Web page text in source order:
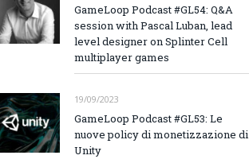
GameLoop Podcast #GL54: Q&A
session with Pascal Luban, lead
level designer on Splinter Cell
multiplayer games
19/09/2023
GameLoop Podcast #GL53: Le
nuove policy di monetizzazione di
Unity